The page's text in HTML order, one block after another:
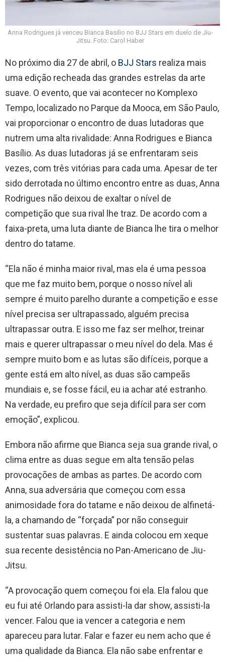
Anna Rodrigues já venceu Bianca Basilio no BJJ Stars em duelo de Jiu-
Jitsu. Foto: Carol Haber
No próximo dia 27 de abril, o BJJ Stars realiza mais
uma edição recheada das grandes estrelas da arte
suave. O evento, que vai acontecer no Komplexo
Tempo, localizado no Parque da Mooca, em São Paulo,
vai proporcionar o encontro de duas lutadoras que
nutrem uma alta rivalidade: Anna Rodrigues e Bianca
Basílio. As duas lutadoras já se enfrentaram seis
vezes, com três vitórias para cada uma. Apesar de ter
sido derrotada no último encontro entre as duas, Anna
Rodrigues não deixou de exaltar o nível de
competição que sua rival lhe traz. De acordo com a
faixa-preta, uma luta diante de Bianca lhe tira o melhor
dentro do tatame.
“Ela não é minha maior rival, mas ela é uma pessoa
que me faz muito bem, porque o nosso nível ali
sempre é muito parelho durante a competição e esse
nível precisa ser ultrapassado, alguém precisa
ultrapassar outra. E isso me faz ser melhor, treinar
mais e querer ultrapassar o meu nível do dela. Mas é
sempre muito bom e as lutas são difíceis, porque a
gente está em alto nível, as duas são campeãs
mundiais e, se fosse fácil, eu ia achar até estranho.
Na verdade, eu prefiro que seja difícil para ser com
emoção”, explicou.
Embora não afirme que Bianca seja sua grande rival, o
clima entre as duas segue em alta tensão pelas
provocações de ambas as partes. De acordo com
Anna, sua adversária que começou com essa
animosidade fora do tatame e não deixou de alfinetá-
la, a chamando de “forçada” por não conseguir
sustentar suas palavras. E ainda colocou em xeque
sua recente desistência no Pan-Americano de Jiu-
Jitsu.
“A provocação quem começou foi ela. Ela falou que
eu fui até Orlando para assisti-la dar show, assisti-la
vencer. Falou que ia vencer a categoria e nem
apareceu para lutar. Falar e fazer eu nem acho que é
uma qualidade da Bianca. Ela não sabe enfrentar e